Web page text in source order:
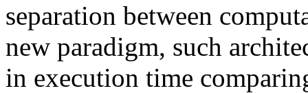
separation between
new paradigm, such
in execution time